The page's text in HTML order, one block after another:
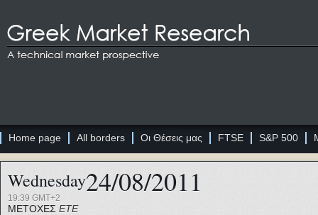
Home page All borders Οι Θέσεις μας FTSE S&P 500
Wednesday24/08/2011
19:39 GMT+2
ΜΕΤΟΧΕΣ ΕΤΕ